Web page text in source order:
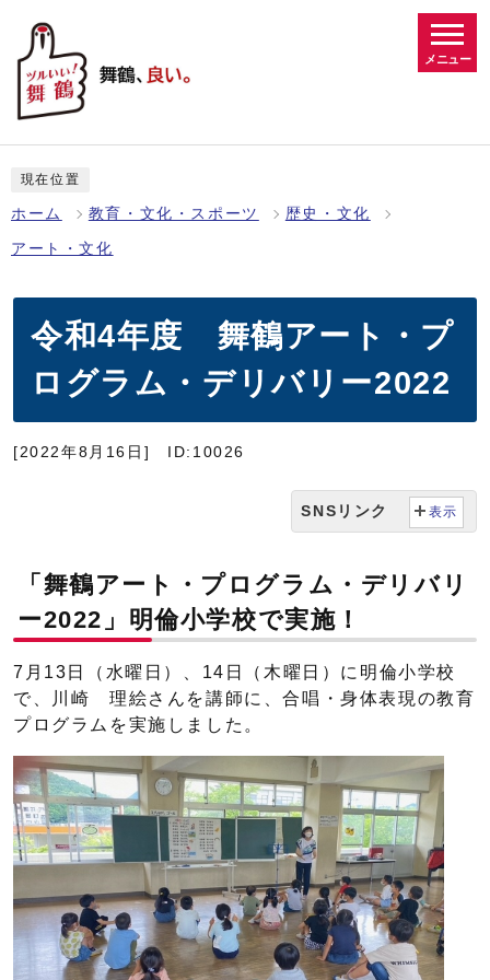
メニュー
現在位置
ホーム 教育・文化・スポーツ 歴史・文化
アート・文化
令和4年度 舞鶴アート・プ
ログラム・デリバリー2022
[2022年8月16日] ID:10026
SNSリンク 表示
「舞鶴アート・プログラム・デリバリ
ー2022」明倫小学校で実施！
7月13日（水曜日）、14日（木曜日）に明倫小学校
で、川崎 理絵さんを講師に、合唱・身体表現の教育
プログラムを実施しました。